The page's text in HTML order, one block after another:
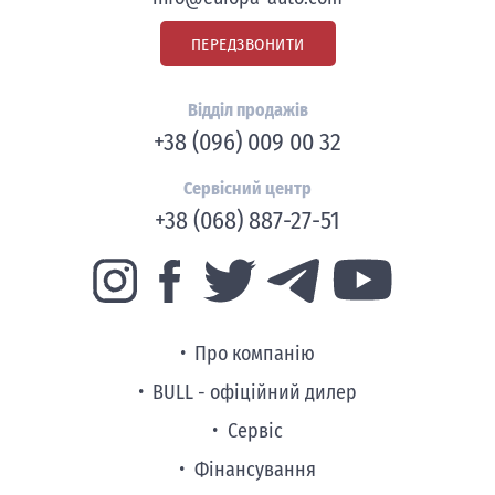
ПЕРЕДЗВОНИТИ
Відділ продажів
+38 (096) 009 00 32
Сервісний центр
+38 (068) 887-27-51
Про компанію
BULL - офіційний дилер
Сервіс
Фінансування